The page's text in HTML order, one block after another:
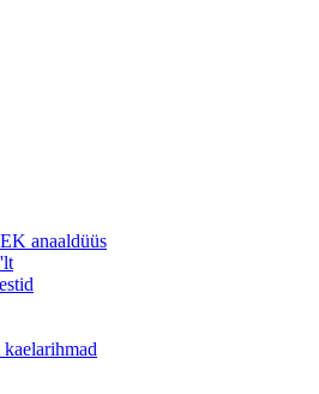
anaaldüüs